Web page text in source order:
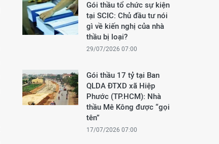
Gói thầu tổ chức sự kiện
tại SCIC: Chủ đầu tư nói
gì về kiến nghị của nhà
thầu bị loại?
29/07/2026 07:00
Gói thầu 17 tỷ tại Ban
QLDA ĐTXD xã Hiệp
Phước (TP.HCM): Nhà
thầu Mê Kông được “gọi
tên”
17/07/2026 07:00